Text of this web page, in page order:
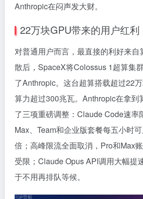
Anthropic在闷声发大财。
22万块GPU带来的用户红利
对普通用户而言，最直接的利好来自
散后，SpaceX将Colossus 1超算集
了Anthropic。这台超算搭载超过22
算力超过300兆瓦。Anthropic在拿到
了三项重磅调整：Claude Code速率
Max、Team和企业版套餐每五小时
倍；高峰限流全面取消，Pro和Max
受限；Claude Opus API调用大幅提
于不用再排队等候。